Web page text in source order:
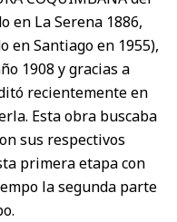
en La Serena 1886,
en Santiago en 1955),
1908 y gracias a
recientemente en
Esta obra buscaba
sus respectivos
primera etapa con
la segunda parte